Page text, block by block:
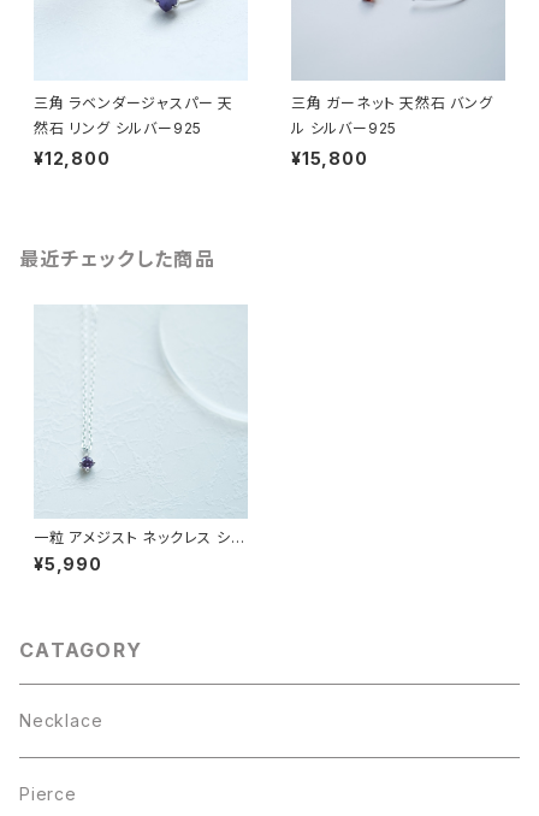
三角 ラベンダージャスパー 天
然石 リング シルバー925
¥12,800
三角 ガーネット 天然石 バング
ル シルバー925
¥15,800
最近チェックした商品
一粒 アメジスト ネックレス シル
バー925
¥5,990
CATAGORY
Necklace
Pierce